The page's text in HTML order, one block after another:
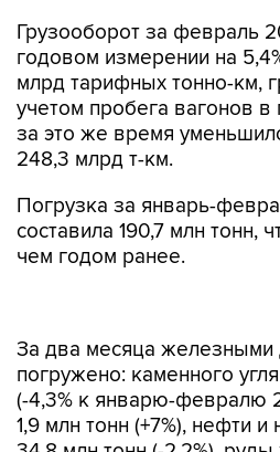
Грузооборот за февраль
годовом измерении на
млрд тарифных тонно-км,
учетом пробега вагонов
за это же время
248,3 млрд т-км.
Погрузка за январь-
составила 190,7 млн тонн,
чем годом ранее.
(-4,3% к январю-февралю
1,9 млн тонн (+7%), нефти и
34,8 млн тонн (-2,2%),
марганцевой - 17 млн тонн